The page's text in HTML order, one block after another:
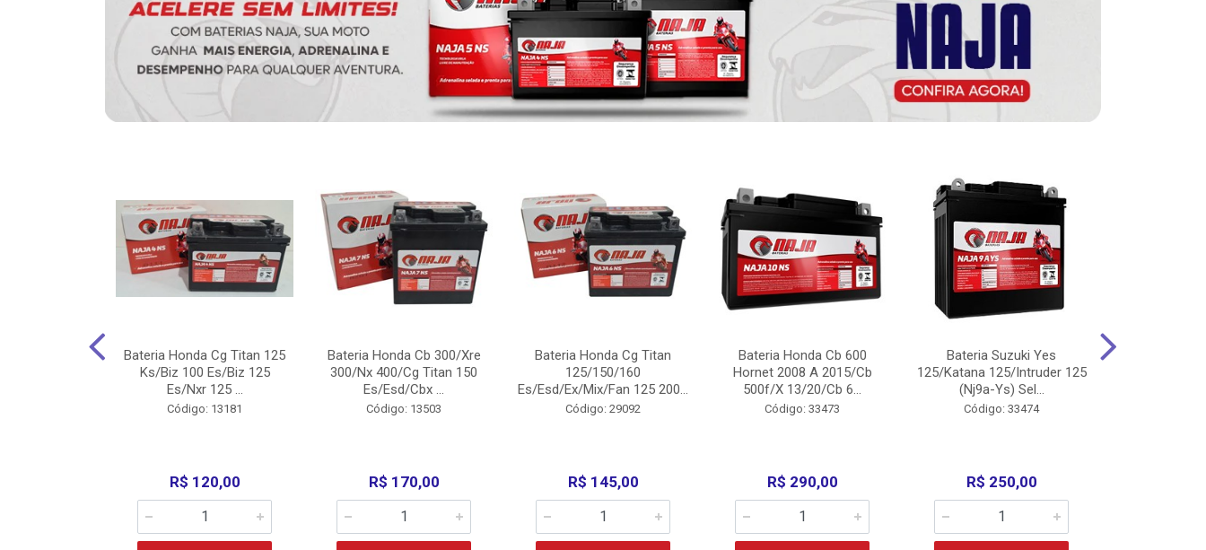
Bateria Honda Cg Titan 125
Ks/Biz 100 Es/Biz 125
Es/Nxr 125 ...
Código: 13181
R$ 120,00
Bateria Honda Cb 300/Xre
300/Nx 400/Cg Titan 150
Es/Esd/Cbx ...
Código: 13503
R$ 170,00
Bateria Honda Cg Titan
125/150/160
Es/Esd/Ex/Mix/Fan 125 200...
Código: 29092
R$ 145,00
Bateria Honda Cb 600
Hornet 2008 A 2015/Cb
500f/X 13/20/Cb 6...
Código: 33473
R$ 290,00
Bateria Suzuki Yes
125/Katana 125/Intruder 125
(Nj9a-Ys) Sel...
Código: 33474
R$ 250,00